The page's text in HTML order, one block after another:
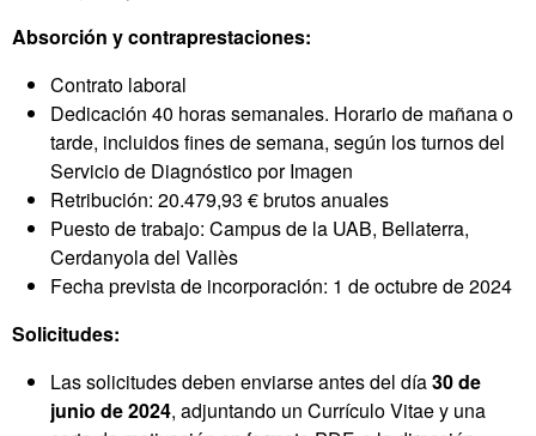
Absorción y contraprestaciones:
Contrato laboral
Dedicación 40 horas semanales. Horario de mañana o
tarde, incluidos fines de semana, según los turnos del
Servicio de Diagnóstico por Imagen
Retribución: 20.479,93 € brutos anuales
Puesto de trabajo: Campus de la UAB, Bellaterra,
Cerdanyola del Vallès
Fecha prevista de incorporación: 1 de octubre de 2024
Solicitudes:
Las solicitudes deben enviarse antes del día30 de
junio de 2024, adjuntando un Currículo Vitae y una